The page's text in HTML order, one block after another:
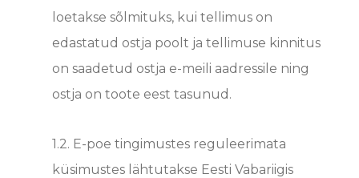
loetakse sõlmituks, kui tellimus on
edastatud ostja poolt ja tellimuse kinnitus
on saadetud ostja e-meili aadressile ning
ostja on toote eest tasunud.
1.2. E-poe tingimustes reguleerimata
küsimustes lähtutakse Eesti Vabariigis